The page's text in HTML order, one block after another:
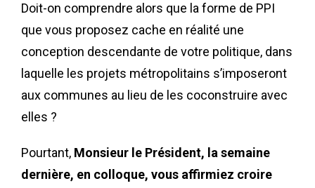
Doit-on comprendre alors que la forme de PPI
que vous proposez cache en réalité une
conception descendante de votre politique, dans
laquelle les projets métropolitains s’imposeront
aux communes au lieu de les coconstruire avec
elles ?
Pourtant, Monsieur le Président, la semaine
dernière, en colloque, vous affirmiez croire